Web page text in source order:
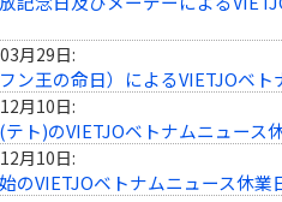
月29日:
ン王の命日）によるVIETJOベ
月10日:
ト)のVIETJOベトナムニュース
月10日:
のVIETJOベトナムニュース休業